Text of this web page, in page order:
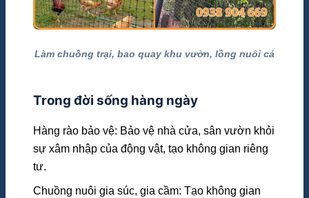
Làm chuồng trại, bao quay khu vườn, lồng nuôi cá
Trong đời sống hàng ngày
Hàng rào bảo vệ: Bảo vệ nhà cửa, sân vườn khỏi
sự xâm nhập của động vật, tạo không gian riêng
tư.
Chuồng nuôi gia súc, gia cầm: Tạo không gian